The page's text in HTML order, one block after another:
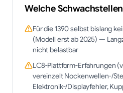
Welche
Für die 1390 selbst bislang
(Modell erst ab 2025) —
nicht belastbar
LC8-Plattform-Erfahrungen
vereinzelt Nockenwellen-/
Elektronik-/Displayfehler,